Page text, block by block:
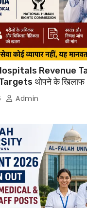
Revenue
थोपने के खिलाफ
से Suo Motu जांच की
Admin